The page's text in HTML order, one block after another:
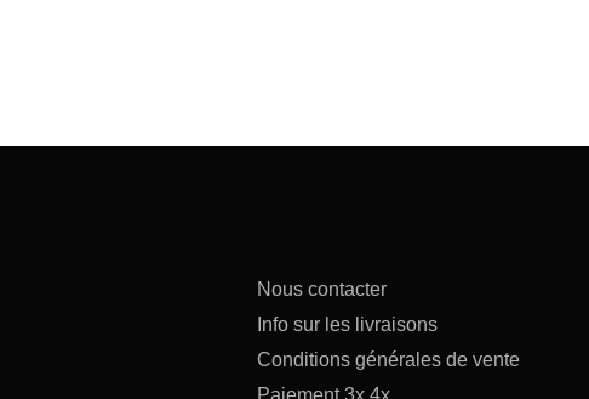
Nous contacter
Info sur les livraisons
Conditions générales de vente
Paiement 3x 4x